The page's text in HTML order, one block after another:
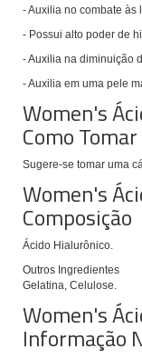
- Auxilia no combate às
- Possui alto poder de
- Auxilia na diminuição
- Auxilia em uma pele
Women's
Como Tomar
Sugere-se tomar uma
Women's
Composição
Ácido Hialurônico.
Outros Ingredientes
Gelatina, Celulose.
Women's
Informação